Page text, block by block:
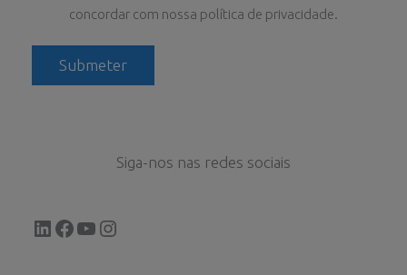
concordar com nossa política de privacidade.
Siga-nos nas redes sociais
LinkedIn
Facebook
YouTube
Instagram